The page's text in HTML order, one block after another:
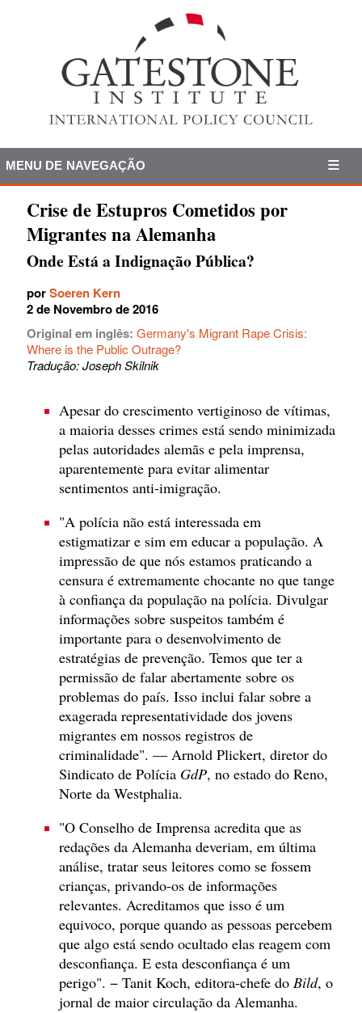
MENU DE NAVEGAÇÃO
Crise de Estupros Cometidos por
Migrantes na Alemanha
Onde Está a Indignação Pública?
porSoeren Kern
2 de Novembro de 2016
Original em inglês: Germany's Migrant Rape Crisis:
Where is the Public Outrage?
Tradução: Joseph Skilnik
Apesar do crescimento vertiginoso de vítimas,
a maioria desses crimes está sendo minimizada
pelas autoridades alemãs e pela imprensa,
aparentemente para evitar alimentar
sentimentos anti-imigração.
"A polícia não está interessada em
estigmatizar e sim em educar a população. A
impressão de que nós estamos praticando a
censura é extremamente chocante no que tange
à confiança da população na polícia. Divulgar
informações sobre suspeitos também é
importante para o desenvolvimento de
estratégias de prevenção. Temos que ter a
permissão de falar abertamente sobre os
problemas do país. Isso inclui falar sobre a
exagerada representatividade dos jovens
migrantes em nossos registros de
criminalidade". — Arnold Plickert, diretor do
Sindicato de Polícia GdP, no estado do Reno,
Norte da Westphalia.
"O Conselho de Imprensa acredita que as
redações da Alemanha deveriam, em última
análise, tratar seus leitores como se fossem
crianças, privando-os de informações
relevantes. Acreditamos que isso é um
equivoco, porque quando as pessoas percebem
que algo está sendo ocultado elas reagem com
desconfiança. E esta desconfiança é um
perigo". − Tanit Koch, editora-chefe do Bild, o
jornal de maior circulação da Alemanha.